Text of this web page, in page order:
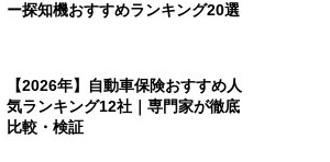
ー探知機おすすめランキング20選
【2026年】自動車保険おすすめ人
気ランキング12社｜専門家が徹底
比較・検証